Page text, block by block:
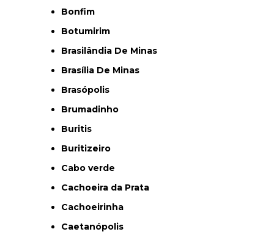
Bonfim
Botumirim
Brasilândia De Minas
Brasília De Minas
Brasópolis
Brumadinho
Buritis
Buritizeiro
Cabo verde
Cachoeira da Prata
Cachoeirinha
Caetanópolis